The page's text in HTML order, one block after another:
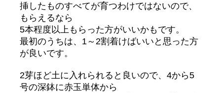
挿したものすべてが育つわけではないので、
もらえるなら
5本程度以上もらった方がいいかもです。
最初のうちは、1～2割着けばいいと思った方
が良いです。
2芽ほど土に入れられると良いので、4から5
号の深鉢に赤玉単体から